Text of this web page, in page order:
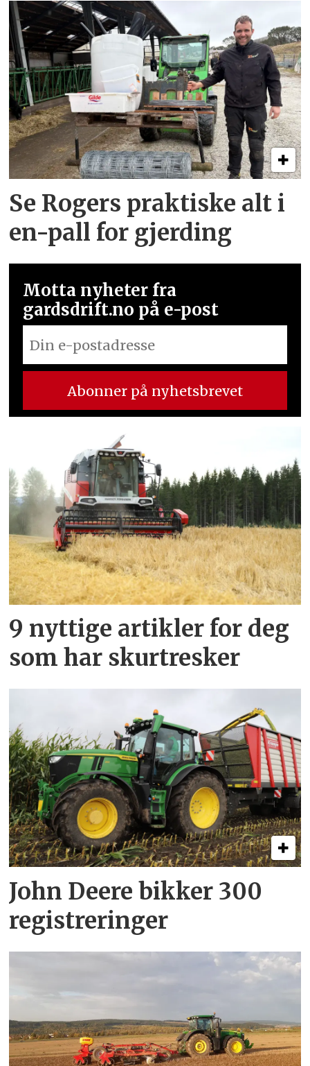
Se Rogers praktiske alt i
en-pall for gjerding
Motta nyheter fra
gardsdrift.no på e-post
9 nyttige artikler for deg
som har skurtresker
John Deere bikker 300
registreringer